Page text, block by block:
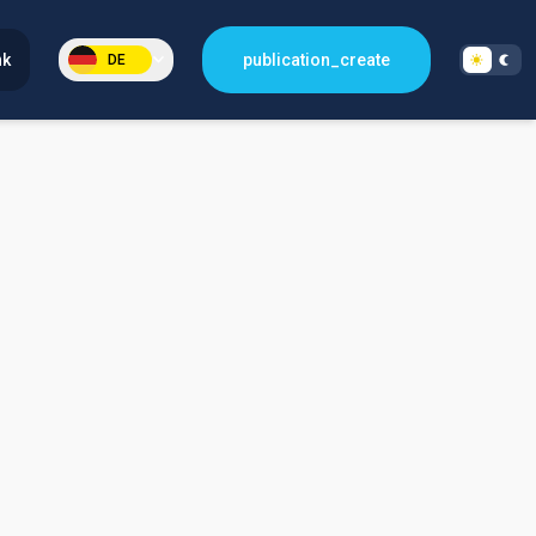
DE publication_create